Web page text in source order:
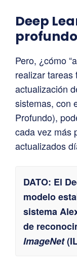
Deep
profundo
Pero, ¿cómo
realizar tareas
actualización
sistemas, con
Profundo),
cada vez más
actualizados
DATO: El
modelo
sistema
de
ImageNet